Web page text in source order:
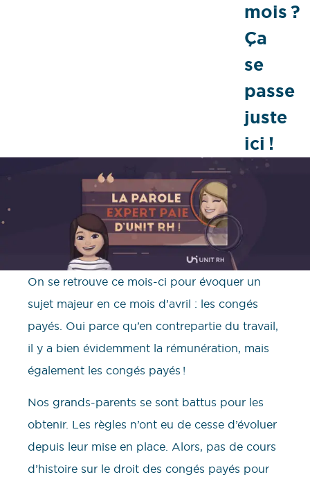
mois ?
Ça
se
passe
juste
ici !
On se retrouve ce mois-ci pour évoquer un
sujet majeur en ce mois d’avril : les congés
payés. Oui parce qu’en contrepartie du travail,
il y a bien évidemment la rémunération, mais
également les congés payés !
Nos grands-parents se sont battus pour les
obtenir. Les règles n’ont eu de cesse d’évoluer
depuis leur mise en place. Alors, pas de cours
d’histoire sur le droit des congés payés pour